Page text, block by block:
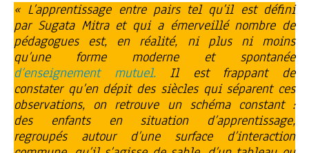
« L’apprentissage entre pairs tel qu’il est défini
par Sugata Mitra et qui a émerveillé nombre de
pédagogues est, en réalité, ni plus ni moins
qu’une forme moderne et spontanée
d’enseignement mutuel.Il est frappant de
constater qu’en dépit des siècles qui séparent ces
observations, on retrouve un schéma constant :
des enfants en situation d’apprentissage,
regroupés autour d’une surface d’interaction